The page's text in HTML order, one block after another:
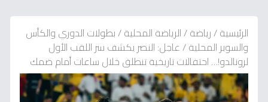
الرئيسية/رياضة/الرياضة المحلية/بطولات الدوري والكأس
والسوبر المحلية/عاجل: النصر يكشف سر اللقب الأول
لرونالدو!… احتفالات تاريخية تنطلق خلال ساعات أمام ضمك